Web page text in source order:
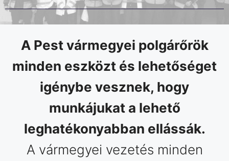
A Pest vármegyei polgárőrök
minden eszközt és lehetőséget
igénybe vesznek, hogy
munkájukat a lehető
leghatékonyabban ellássák.
A vármegyei vezetés minden